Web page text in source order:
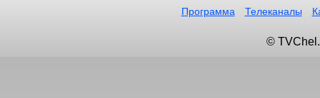
Программа Телеканалы
©